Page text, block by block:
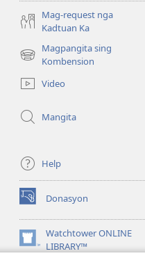
Mag-request nga
Kadtuan Ka
Magpangita sing
Kombension
(opens
window)Video
Mangita
Help
Donasyon
(opens
new
window)Watchtower ONLINE
LIBRARY™
(opens